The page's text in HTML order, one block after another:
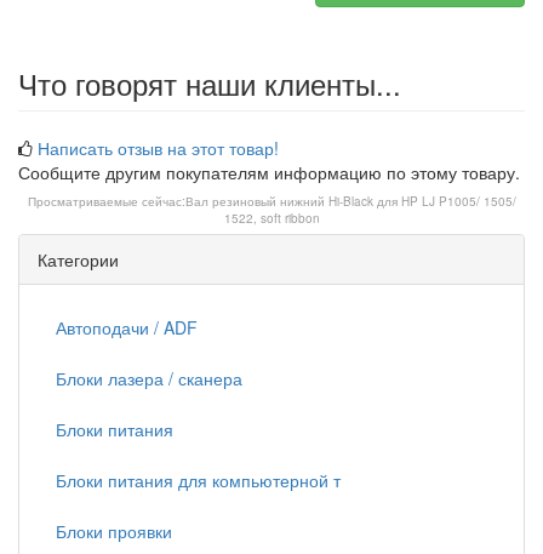
Что говорят наши клиенты...
Написать отзыв на этот товар!
Сообщите другим покупателям информацию по этому товару.
Просматриваемые сейчас:Вал резиновый нижний Hi-Black для HP LJ P1005/ 1505/
1522, soft ribbon
Категории
Автоподачи / ADF
Блоки лазера / сканера
Блоки питания
Блоки питания для компьютерной т
Блоки проявки